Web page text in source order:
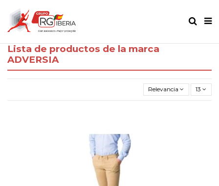
Lista de productos de la marca
ADVERSIA
Relevancia 13